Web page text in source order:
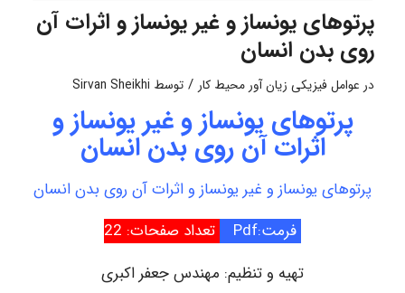
پرتوهای یونساز و غیر یونساز و اثرات آن
روی بدن انسان
در عوامل فیزیکی زیان آور محیط کار / توسط Sirvan Sheikhi
پرتوهای یونساز و غیر یونساز و
اثرات آن روی بدن انسان
پرتوهای یونساز و غیر یونساز و اثرات آن روی بدن انسان
فرمت:Pdf
تعداد صفحات: 22
تهیه و تنظیم: مهندس جعفر اکبری